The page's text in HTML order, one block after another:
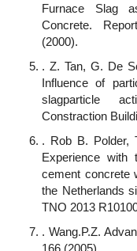
Furnace Slag
Concrete.
(2000).
. Z. Tan, G. De
Influence of
slagparticle
Constraction
. Rob B. Polder,
Experience with
cement concrete
the Netherlands
TNO 2013
. Wang.P.Z.